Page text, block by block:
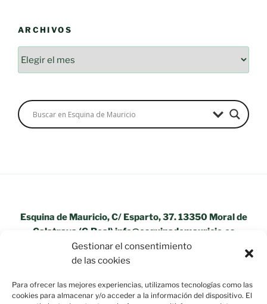
Gestionar el consentimiento
de las cookies
Para ofrecer las mejores experiencias, utilizamos tecnologías como las
cookies para almacenar y/o acceder a la información del dispositivo. El
ARCHIVOS
Esquina de Mauricio, C/ Esparto, 37. 13350 Moral de
Calatrava (C.Real) info@esquinademauricio.es
«Aviso Legal»